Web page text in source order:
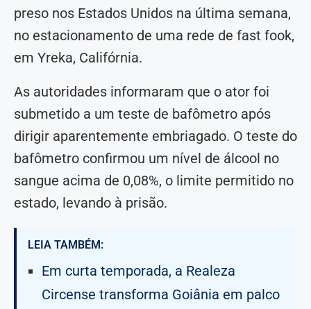
preso nos Estados Unidos na última semana,
no estacionamento de uma rede de fast fook,
em Yreka, Califórnia.
As autoridades informaram que o ator foi
submetido a um teste de bafômetro após
dirigir aparentemente embriagado. O teste do
bafômetro confirmou um nível de álcool no
sangue acima de 0,08%, o limite permitido no
estado, levando à prisão.
LEIA TAMBÉM:
Em curta temporada, a Realeza
Circense transforma Goiânia em palco